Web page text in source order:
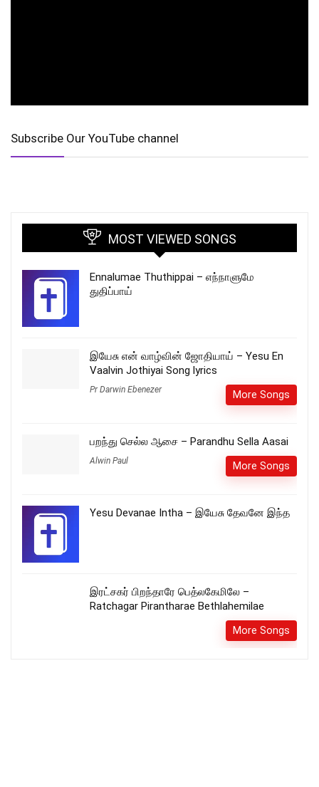
Subscribe Our YouTube channel
MOST VIEWED SONGS
Ennalumae Thuthippai – எந்நாளுமே
துதிப்பாய்
இயேசு என் வாழ்வின் ஜோதியாய் – Yesu En
Vaalvin Jothiyai Song lyrics
Pr Darwin Ebenezer More Songs
பறந்து செல்ல ஆசை – Parandhu Sella Aasai
Alwin Paul More Songs
Yesu Devanae Intha – இயேசு தேவனே இந்த
இரட்சகர் பிறந்தாரே பெத்லகேமிலே –
Ratchagar Pirantharae Bethlahemilae
More Songs